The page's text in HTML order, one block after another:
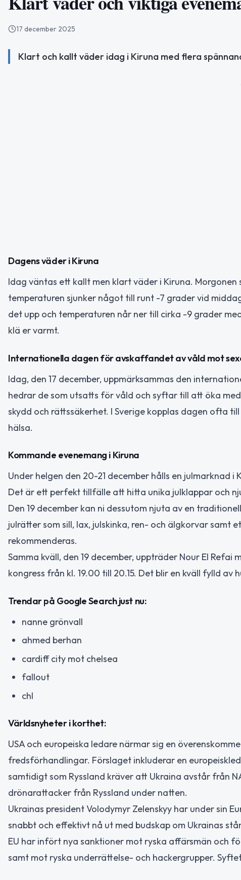
17 december 2025
Klart och kallt väder idag i Kiruna med flera
Dagens väder i Kiruna
Idag väntas ett kallt men klart väder i Kiruna.
temperaturen sjunker något till runt -7 grader vid
det upp och temperaturen når ner till cirka -9 grader
klä er varmt.
Internationella dagen för avskaffandet av våld mot
Idag, den 17 december, uppmärksammas den
hedrar de som utsatts för våld och syftar till att öka
skydd och rättssäkerhet. I Sverige kopplas dagen ofta
hälsa.
Kommande evenemang i Kiruna
Under helgen den 20-21 december hålls en julmarknad
Det är ett perfekt tillfälle att hitta unika julklappar och
Den 19 december kan ni dessutom njuta av en
julrätter som sill, lax, julskinka, ren- och älgkorvar samt
rekommenderas.
Samma kväll, den 19 december, uppträder Nour El
kongress från kl. 19.00 till 20.15. Det blir en kväll fylld av
Trendar på Google Search just nu:
nanne grönvall
ahmed berhan
cardiff city mot chelsea
fallout
chl
Världsnyheter i korthet:
USA och europeiska ledare närmar sig en
fredsförhandlingar. Förslaget inkluderar en
samtidigt som Ryssland kräver att Ukraina avstår från
drönarattacker från Ryssland under natten.
Ukrainas president Volodymyr Zelenskyy har under sin
snabbt och effektivt nå ut med budskap om Ukrainas
EU har infört nya sanktioner mot ryska affärsmän och
samt mot ryska underrättelse- och hackergrupper.